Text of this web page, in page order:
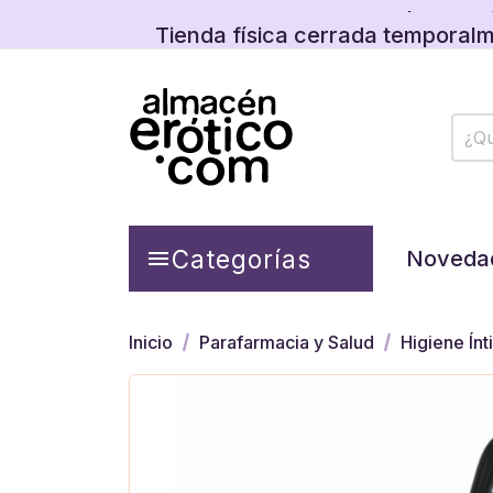
Descubre las
Tienda física cerrada
Descubre las
Categorías
Inicio Parafarmacia y Salud Higiene